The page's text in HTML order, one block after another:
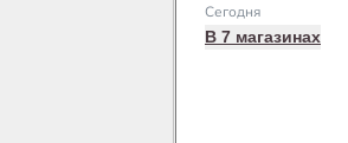
Сегодня
В 7 магазинах